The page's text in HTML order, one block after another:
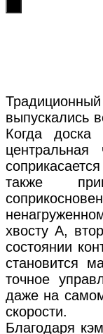
выпускались
Когда
также
хвосту А,
состоянии
становится
точное
даже на
скорости.
Благодаря